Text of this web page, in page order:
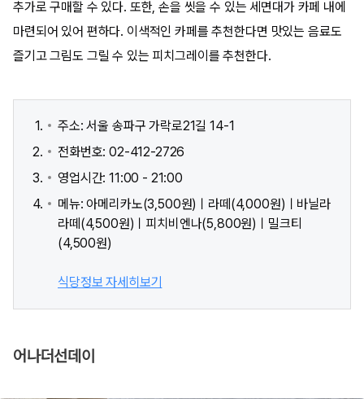
추가로 구매할 수 있다. 또한, 손을 씻을 수 있는 세면대가 카페 내에
마련되어 있어 편하다. 이색적인 카페를 추천한다면 맛있는 음료도
즐기고 그림도 그릴 수 있는 피치그레이를 추천한다.
주소: 서울 송파구 가락로21길 14-1
전화번호: 02-412-2726
영업시간: 11:00 - 21:00
메뉴: 아메리카노(3,500원)ㅣ라떼(4,000원)ㅣ바닐라
라떼(4,500원)ㅣ피치비엔나(5,800원)ㅣ밀크티
(4,500원)
식당정보 자세히보기
어나더선데이